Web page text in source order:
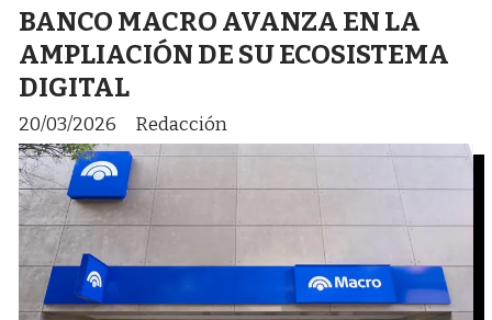
BANCO MACRO AVANZA EN LA
AMPLIACIÓN DE SU ECOSISTEMA
DIGITAL
Redacción
20/03/2026